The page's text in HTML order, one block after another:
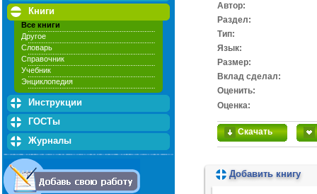
Книги
Все книги
Другое
Словарь
Справочник
Учебник
Энциклопедия
Инструкции
ГОСТы
Журналы
Автор:
Раздел:
Тип:
Язык:
Размер:
Вклад сделал:
Оценить:
Оценка:
Скачать
Добавить книгу